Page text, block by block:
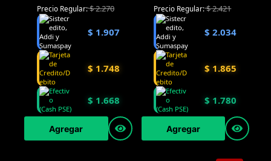
Precio Regular:$2.270
$ 1.907
$ 1.748
$ 1.668
Agregar
Precio Regular:$2.421
$ 2.034
$ 1.865
$ 1.780
Agregar